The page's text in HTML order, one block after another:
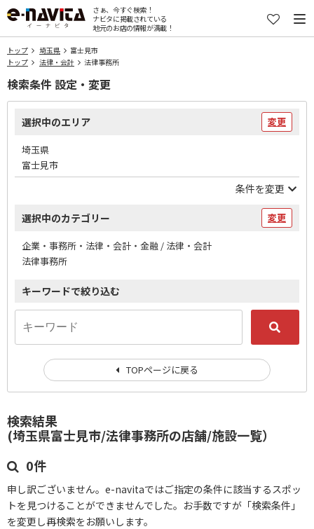
さぁ、今すぐ検索！
ナビタに掲載されている
地元のお店の情報が満載！
トップ 埼玉県
富士見市
トップ
法律・会計 法律事務所
検索結果
(埼玉県富士見市/法律事務所の店舗/施設一覧）
0件
申し訳ございません。e-navitaではご指定の条件に該当するスポッ
トを見つけることができませんでした。お手数ですが「検索条件」
を変更し再検索をお願いします。
検索条件 設定・変更
選択中のエリア 変更
埼玉県
富士見市
条件を変更
選択中のカテゴリー 変更
企業・事務所・法律・会計・金融 / 法律・会計
法律事務所
キーワードで絞り込む
TOPページに戻る